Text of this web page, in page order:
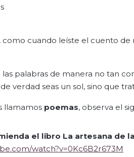
como cuando leíste el cuento
las palabras de manera no tan
verdad seas un sol, sino que
llamamos poemas, observa el
el libro La artesana de
watch?v=0Kc6B2r673M